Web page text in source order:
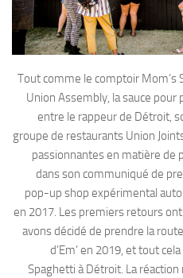
Tout comme le comptoir Mom’s
Union Assembly, la sauce pour
entre le rappeur de Détroit,
groupe de restaurants Union
passionnantes en matière de
dans son communiqué de
pop-up shop expérimental
en 2017. Les premiers retours
avons décidé de prendre la
d’Em’ en 2019, et tout
Spaghetti à Détroit. La